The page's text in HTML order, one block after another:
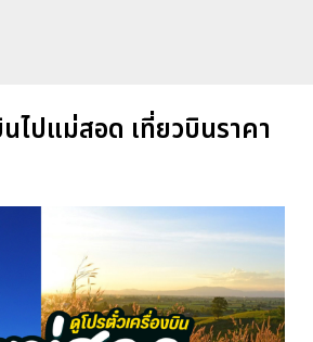
ไปแม่สอด เที่ยวบินราคา